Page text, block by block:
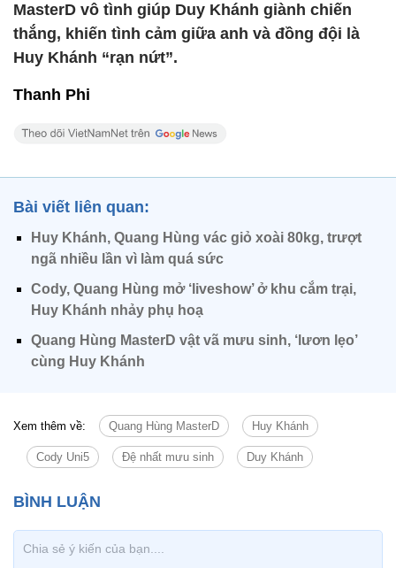
MasterD vô tình giúp Duy Khánh giành chiến
thắng, khiến tình cảm giữa anh và đồng đội là
Huy Khánh “rạn nứt”.
Thanh Phi
Bài viết liên quan:
Huy Khánh, Quang Hùng vác giỏ xoài 80kg, trượt
ngã nhiều lần vì làm quá sức
Cody, Quang Hùng mở ‘liveshow’ ở khu cắm trại,
Huy Khánh nhảy phụ hoạ
Quang Hùng MasterD vật vã mưu sinh, ‘lươn lẹo’
cùng Huy Khánh
Xem thêm về: Quang Hùng MasterD Huy Khánh
Cody Uni5 Đệ nhất mưu sinh Duy Khánh